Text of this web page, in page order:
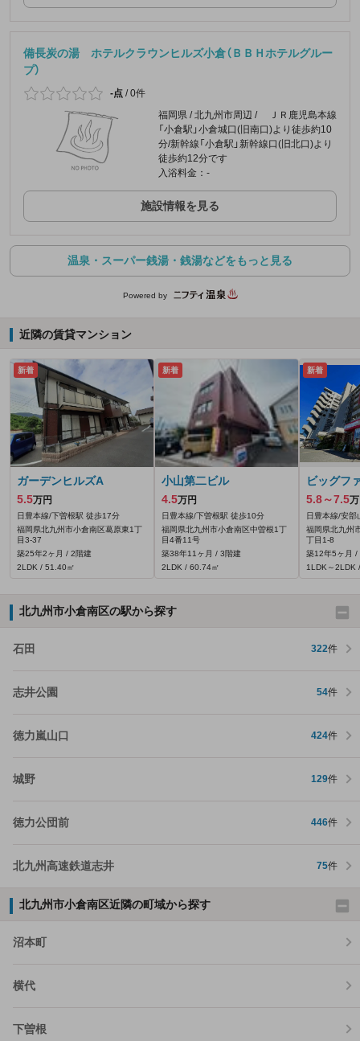
備長炭の湯 ホテルクラウンヒルズ小倉（ＢＢＨホテルグルー
プ）
-点 /0件
福岡県 / 北九州市周辺 / ＪＲ鹿児島本線
「小倉駅」小倉城口(旧南口)より徒歩約10
分/新幹線「小倉駅」新幹線口(旧北口)より
徒歩約12分です
入浴料金：-
施設情報を見る
温泉・スーパー銭湯・銭湯などをもっと見る
Powered by
近隣の賃貸マンション
新着
ガーデンヒルズA
5.5万円
日豊本線/下曽根駅 徒歩17分
福岡県北九州市小倉南区葛原東1丁
目3-37
築25年2ヶ月 / 2階建
2LDK / 51.40㎡
新着
小山第二ビル
4.5万円
日豊本線/下曽根駅 徒歩10分
福岡県北九州市小倉南区中曽根1丁
目4番11号
築38年11ヶ月 / 3階建
2LDK / 60.74㎡
新着
ビッグフ
5.8～7.5
日豊本線/安部
福岡県北九州
丁目1-8
築12年5ヶ月 /
1LDK～2LDK
北九州市小倉南区の駅から探す
石田 322件
志井公園 54件
徳力嵐山口 424件
城野 129件
徳力公団前 446件
北九州高速鉄道志井 75件
北九州市小倉南区近隣の町域から探す
沼本町
横代
下曽根